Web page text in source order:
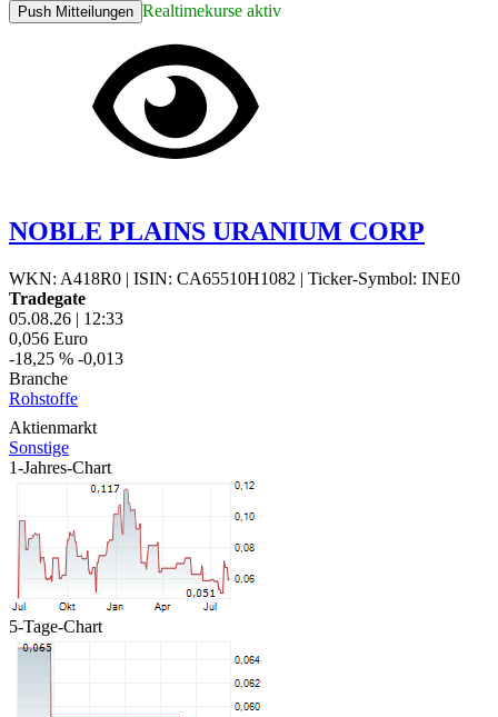
Push Mitteilungen Realtimekurse aktiv
NOBLE PLAINS URANIUM CORP
WKN: A418R0 | ISIN: CA65510H1082 | Ticker-Symbol: INE0
Tradegate
05.08.26 | 12:33
0,056 Euro
-18,25 % -0,013
Branche
Rohstoffe
Aktienmarkt
Sonstige
1-Jahres-Chart
5-Tage-Chart